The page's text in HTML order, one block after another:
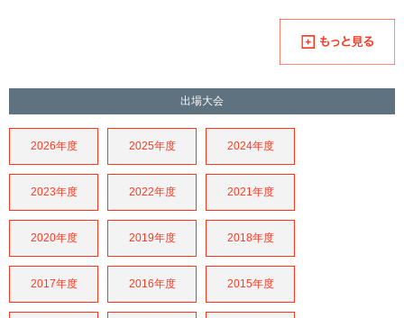
出場大会
2026年度 2025年度 2024年度
2023年度 2022年度 2021年度
2020年度 2019年度 2018年度
2017年度 2016年度 2015年度